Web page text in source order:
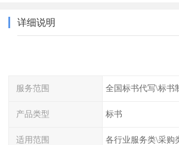
详细说明
服务范围 全国标书代写\标书
产品类型 标书
适用范围 各行业服务类\采购